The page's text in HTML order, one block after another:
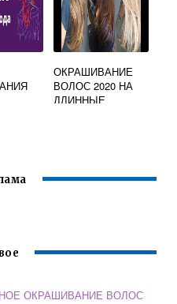
ОКРАШИВАНИЕ
ВОЛОС 2020 НА
ДЛИННЫЕ
ОКРАШИВАНИЕ ВОЛОС